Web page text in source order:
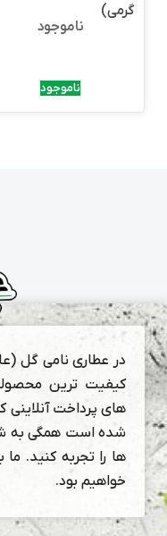
گرمی)
ناموجود
ناموجود
در عطاری نامی گل
کیفیت ترین
های پرداخت آنلاینی
شده است همگی به
ها را تجربه کنید.
خواهیم بود.